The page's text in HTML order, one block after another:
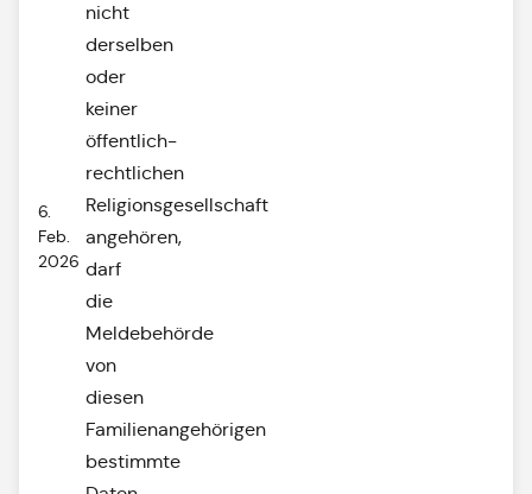
6.
Feb.
2026
nicht
derselben
oder
keiner
öffentlich-
rechtlichen
Religionsgesellschaft
angehören,
darf
die
Meldebehörde
von
diesen
Familienangehörigen
bestimmte